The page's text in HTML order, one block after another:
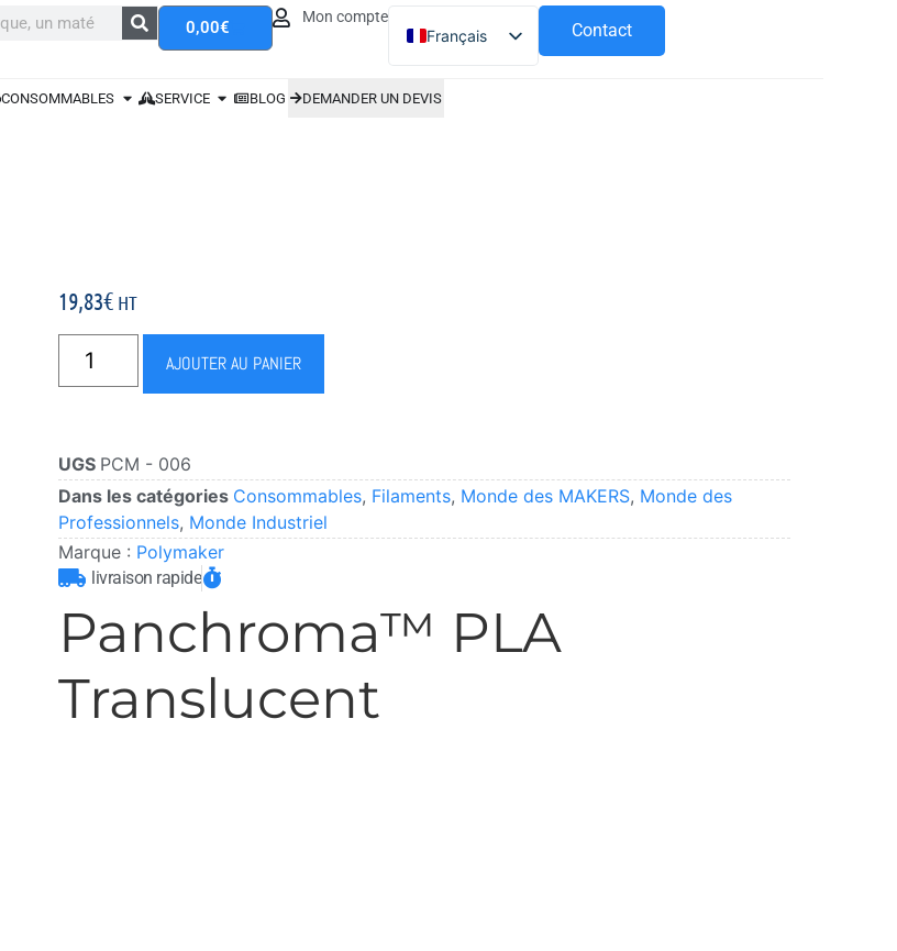
0,00€
Mon compte
Français
Español
Contact
CONSOMMABLES SERVICE BLOG DEMANDER UN DEVIS
19,83€ HT
AJOUTER AU PANIER
UGS PCM - 006
Dans les catégories Consommables, Filaments, Monde des MAKERS, Monde des
Professionnels, Monde Industriel
Marque : Polymaker
livraison rapide
Panchroma™ PLA
Translucent